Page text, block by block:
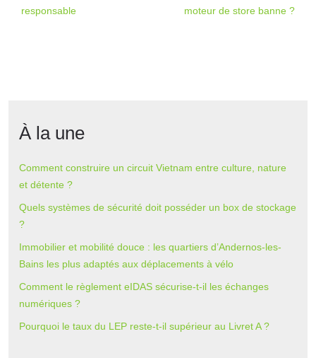
responsable
moteur de store banne ?
À la une
Comment construire un circuit Vietnam entre culture, nature
et détente ?
Quels systèmes de sécurité doit posséder un box de stockage
?
Immobilier et mobilité douce : les quartiers d’Andernos-les-
Bains les plus adaptés aux déplacements à vélo
Comment le règlement eIDAS sécurise-t-il les échanges
numériques ?
Pourquoi le taux du LEP reste-t-il supérieur au Livret A ?